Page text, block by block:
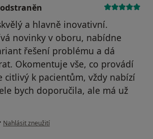
a hlavně inovativní.
novinky v oboru, nabídne
řešení problému a dá
Okomentuje vše, co provádí
citlivý k pacientům, vždy nabízí
bych doporučila, ale má už
• podle názoru uživatele Váš účet byl odstraněn
Nahlásit zneužití